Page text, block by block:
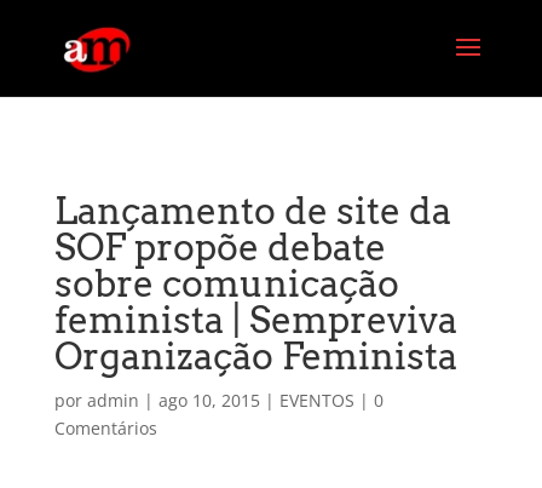
Lançamento de site da
SOF propõe debate
sobre comunicação
feminista | Sempreviva
Organização Feminista
por admin | ago 10, 2015| EVENTOS | 0
Comentários